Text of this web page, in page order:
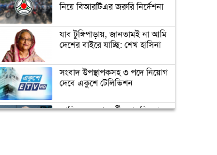
প্র্যাকটিস নিয়ে নির্দেশনা
আজ ‘বিশ্ব নিউমোনিয়া দিবস’
চরম ঝুঁকিতে বাংলাদেশ
নিরাপদ খাদ্যাভ্যাসে সুস্থ শিশু
নিয়ে বিআরটিএর জরুরি নির্দেশনা
যাব টুঙ্গিপাড়ায়, জানতামই না আমি
দেশের বাইরে যাচ্ছি: শেখ হাসিনা
সংবাদ উপস্থাপকসহ ৩ পদে নিয়োগ
দেবে একুশে টেলিভিশন
জাতিসংঘের পরবর্তী মহাসচিব পদে